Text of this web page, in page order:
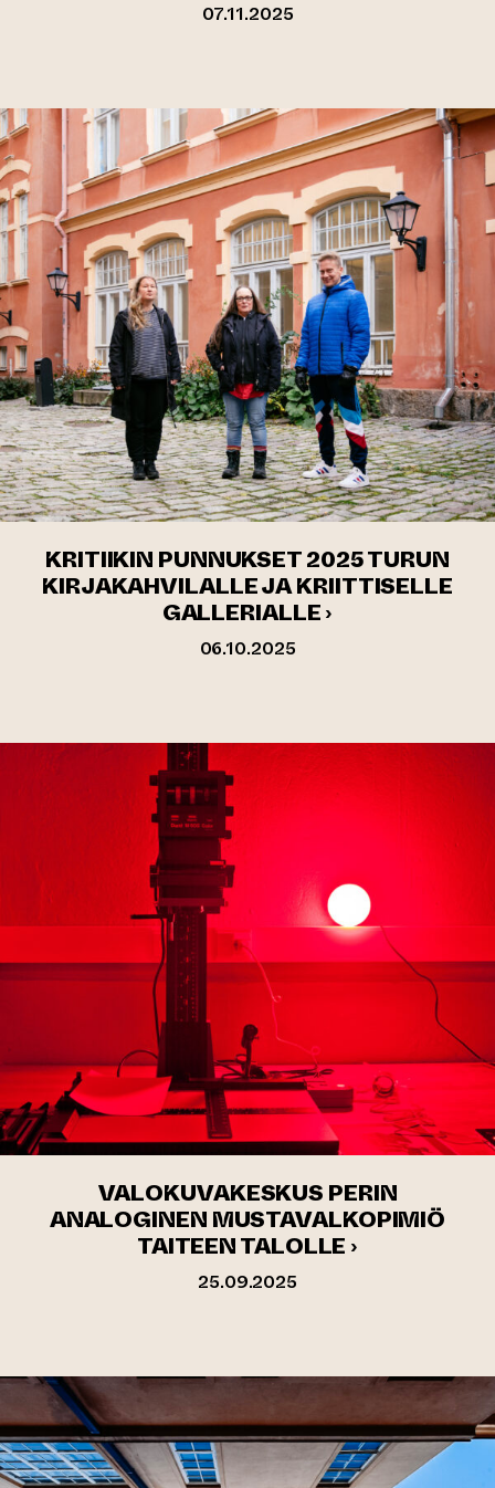
07.11.2025
KRITIIKIN PUNNUKSET 2025 TURUN
KIRJAKAHVILALLE JA KRIITTISELLE
GALLERIALLE ›
06.10.2025
VALOKUVAKESKUS PERIN
ANALOGINEN MUSTAVALKOPIMIÖ
TAITEEN TALOLLE ›
25.09.2025